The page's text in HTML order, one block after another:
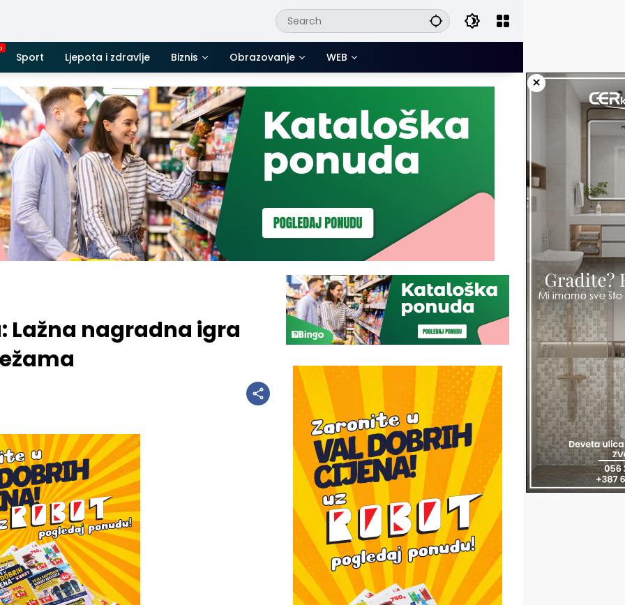
Sport Ljepota i zdravlje Biznis Obrazovanje WEB
×
Lažna nagradna igra